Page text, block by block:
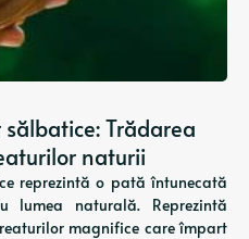
Trădarea
naturii
reprezintă o pată întunecată
lumea naturală. Reprezintă
magnifice care împart